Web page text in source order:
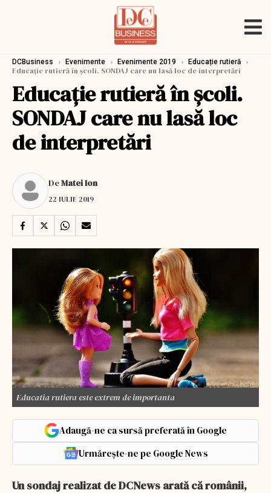
DCBusiness › Evenimente › Evenimente 2019 › Educație rutieră
›
Educație rutieră în școli. SONDAJ care nu lasă loc de interpretări
Educație rutieră în școli.
SONDAJ care nu lasă loc
de interpretări
DeMatei Ion
22 IULIE 2019
Educatia rutiera este extrem de importanta
Adaugă-ne ca sursă preferată în Google
Urmărește-ne pe Google News
Un sondaj realizat de DCNews arată că românii,